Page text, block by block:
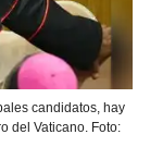
candidatos, hay
del Vaticano. Foto: